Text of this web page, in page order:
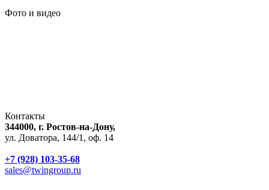
Фото и видео
Контакты
344000, г. Ростов-на-Дону,
ул. Доватора, 144/1, оф. 14
+7 (928) 103-35-68
sales@twingroup.ru